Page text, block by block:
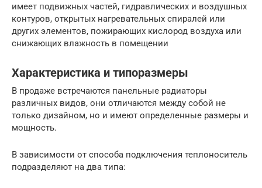
имеет подвижных частей, гидравлических и воздушных
контуров, открытых нагревательных спиралей или
других элементов, пожирающих кислород воздуха или
снижающих влажность в помещении
Характеристика и типоразмеры
В продаже встречаются панельные радиаторы
различных видов, они отличаются между собой не
только дизайном, но и имеют определенные размеры и
мощность.
В зависимости от способа подключения теплоноситель
подразделяют на два типа: